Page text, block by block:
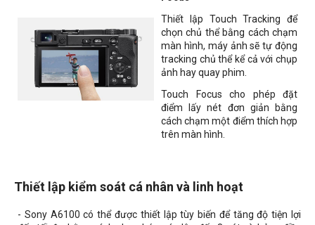
Thiết lập Touch Tracking để
chọn chủ thể bằng cách chạm
màn hình, máy ảnh sẽ tự động
tracking chủ thể kể cả với chụp
ảnh hay quay phim.
Touch Focus cho phép đặt
điểm lấy nét đơn giản bằng
cách chạm một điểm thích hợp
trên màn hình.
Thiết lập kiểm soát cá nhân và linh hoạt
- Sony A6100 có thể được thiết lập tùy biến để tăng độ tiện lợi